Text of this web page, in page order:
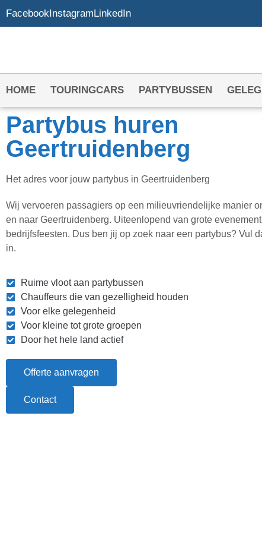
FacebookInstagramLinkedIn
HOME TOURINGCARS PARTYBUSSEN
Partybus huren
Geertruidenberg
Het adres voor jouw partybus in Geertruidenberg
Wij vervoeren passagiers op een milieuvriendelijke manier
en naar Geertruidenberg. Uiteenlopend van grote
bedrijfsfeesten. Dus ben jij op zoek naar een partybus? Vul
in.
Ruime vloot aan partybussen
Chauffeurs die van gezelligheid houden
Voor elke gelegenheid
Voor kleine tot grote groepen
Door het hele land actief
Offerte aanvragen
Contact